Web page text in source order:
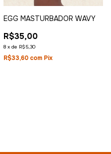
EGG MASTURBADOR WAVY
R$35,00
8 x de R$5,30
R$33,60 com Pix